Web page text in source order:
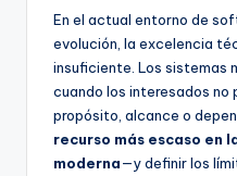
w
En el actual entorno de
evolución, la excelencia
insuficiente. Los sistemas
cuando los interesados no
propósito, alcance o
recurso más escaso en
moderna—y definir los